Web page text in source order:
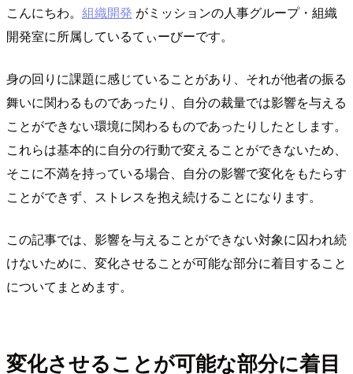
こんにちわ。 組織開発 がミッションの人事グループ・組織
開発室に所属しているてぃーびーです。
身の回りに課題に感じていることがあり、それが他者の振る
舞いに関わるものであったり、自分の裁量では影響を与える
ことができない環境に関わるものであったりしたとします。
これらは基本的に自分の行動で変えることができないため、
そこに不満を持っている場合、自分の影響で変化をもたらす
ことができず、ストレスを抱え続けることになります。
この記事では、影響を与えることができない対象に囚われ続
けないために、変化させることが可能な部分に着目すること
についてまとめます。
変化させることが可能な部分に着目